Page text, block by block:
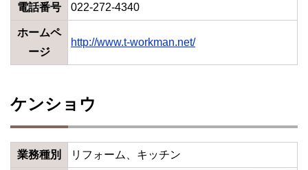
電話番号 022-272-4340
ホームペ
ージ
http://www.t-workman.net/
ケンショウ
業務種別 リフォーム、キッチン